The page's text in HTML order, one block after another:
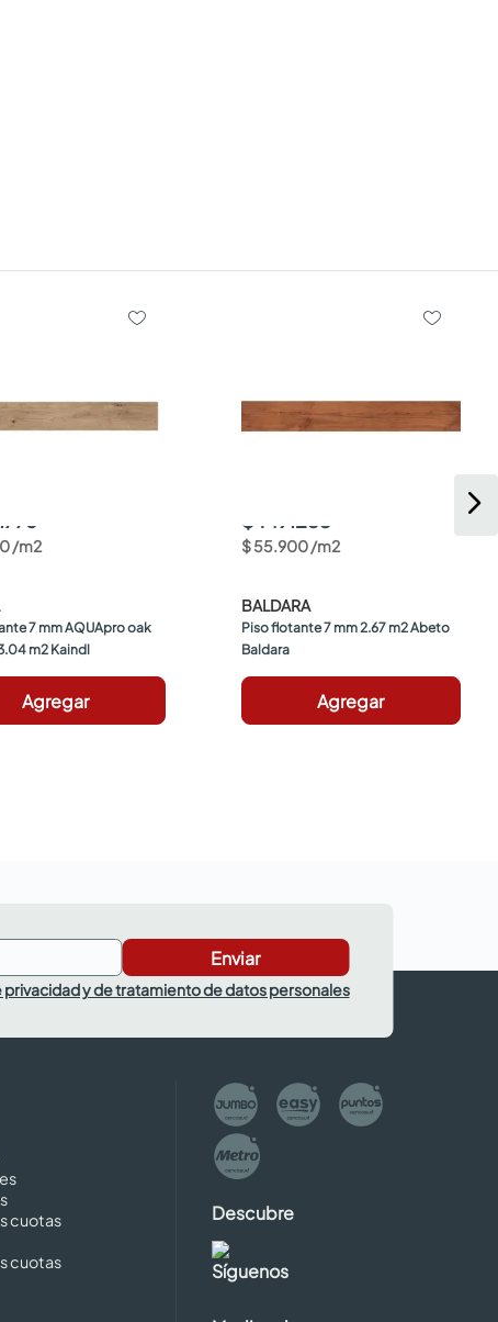
/m2
7 mm AQUApro oak
m2 Kaindl
Agregar
$ 149.253
$55.900/m2
BALDARA
Piso flotante 7 mm 2.67 m2 Abeto
Baldara
Agregar
Enviar
privacidad y de tratamiento de datos personales
cuotas
cuotas
Descubre
Síguenos